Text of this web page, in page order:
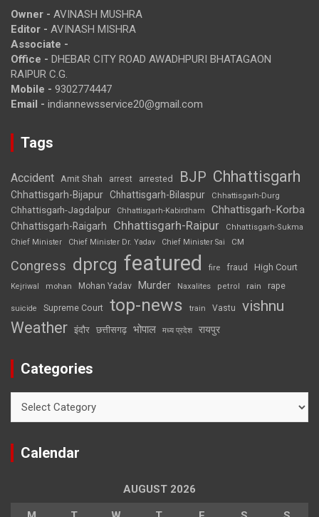
Owner - AVINASH MUSHRA
Editor - AVINASH MISHRA
Associate -
Office - DHEBAR CITY ROAD AWADHPURI BHATAGAON
RAIPUR C.G.
Mobile - 9302774447
Email - indiannewsservice20@gmail.com
Tags
Accident Amit Shah arrest arrested BJP Chhattisgarh
Chhattisgarh-Bijapur Chhattisgarh-Bilaspur Chhattisgarh-Durg
Chhattisgarh-Jagdalpur Chhattisgarh-Kabirdham Chhattisgarh-Korba
Chhattisgarh-Raigarh Chhattisgarh-Raipur
Chhattisgarh-Sukma
Chief Minister
Chief Minister Dr. Yadav Chief Minister Sai CM
Congress dprcg featured fire fraud High Court
Kejriwal mohan Mohan Yadav Murder Naxalites petrol rain rape
suicide Supreme Court top-news train Vastu vishnu
Weather इंदौर छत्तीसगढ़ भोपाल मध्य प्रदेश रायपुर
Categories
Calendar
AUGUST 2026